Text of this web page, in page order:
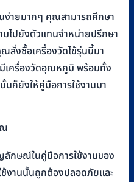
นง่ายมากๆ คุณสามารถศึกษา
มไปยังตัวแทนจำหน่ายปรึกษา
สั่งซื้อเครื่องวัดไข้รุ่นนี้มา
เครื่องวัดอุณหภูมิ พร้อมทั้ง
ก็ยังให้คู่มือการใช้งานมา
กษณ์ในคู่มือการใช้งานของ
ช้งานนั้นถูกต้องปลอดภัยและ